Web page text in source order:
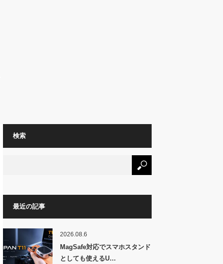
検索
最近の記事
2026.08.6
MagSafe対応でスマホスタンド
としても使えるU…